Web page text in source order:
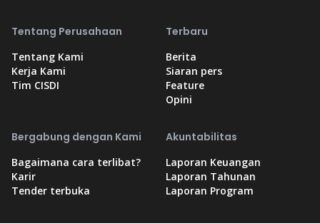
Tentang Perusahaan
Tentang Kami
Kerja Kami
Tim CISDI
Terbaru
Berita
Siaran pers
Feature
Opini
Bergabung dengan Kami
Bagaimana cara terlibat?
Karir
Tender terbuka
Akuntabilitas
Laporan Keuangan
Laporan Tahunan
Laporan Program